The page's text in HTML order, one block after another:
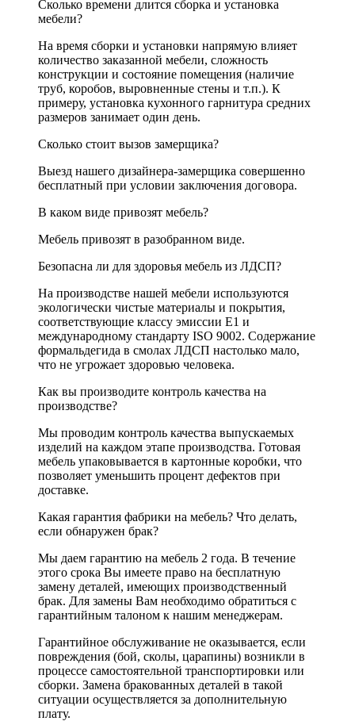
Сколько времени длится сборка и установка
мебели?
На время сборки и установки напрямую влияет
количество заказанной мебели, сложность
конструкции и состояние помещения (наличие
труб, коробов, выровненные стены и т.п.). К
примеру, установка кухонного гарнитура средних
размеров занимает один день.
Сколько стоит вызов замерщика?
Выезд нашего дизайнера-замерщика совершенно
бесплатный при условии заключения договора.
В каком виде привозят мебель?
Мебель привозят в разобранном виде.
Безопасна ли для здоровья мебель из ЛДСП?
На производстве нашей мебели используются
экологически чистые материалы и покрытия,
соответствующие классу эмиссии Е1 и
международному стандарту ISO 9002. Содержание
формальдегида в смолах ЛДСП настолько мало,
что не угрожает здоровью человека.
Как вы производите контроль качества на
производстве?
Мы проводим контроль качества выпускаемых
изделий на каждом этапе производства. Готовая
мебель упаковывается в картонные коробки, что
позволяет уменьшить процент дефектов при
доставке.
Какая гарантия фабрики на мебель? Что делать,
если обнаружен брак?
Мы даем гарантию на мебель 2 года. В течение
этого срока Вы имеете право на бесплатную
замену деталей, имеющих производственный
брак. Для замены Вам необходимо обратиться с
гарантийным талоном к нашим менеджерам.
Гарантийное обслуживание не оказывается, если
повреждения (бой, сколы, царапины) возникли в
процессе самостоятельной транспортировки или
сборки. Замена бракованных деталей в такой
ситуации осуществляется за дополнительную
плату.